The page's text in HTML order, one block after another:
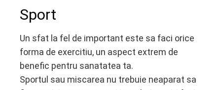
Sport
Un sfat la fel de important este sa faci orice
forma de exercitiu, un aspect extrem de
benefic pentru sanatatea ta.
Sportul sau miscarea nu trebuie neaparat sa